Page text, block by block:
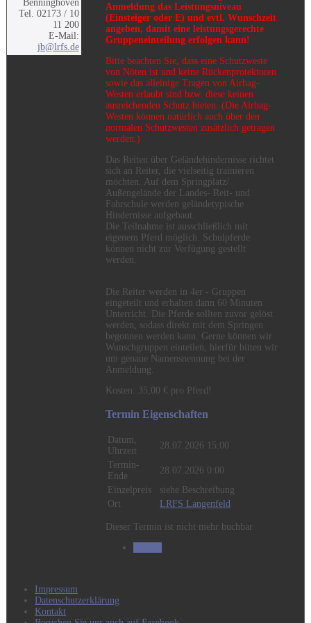
Benninghoven
Tel. 02173 / 10
11 200
E-Mail:
jb@lrfs.de
Anmeldung das Leistungsniveau
(Einsteiger oder E) und evtl. Wunschzeit
angeben, damit eine leistungsgerechte
Gruppeneinteilung erfolgen kann!
Bitte beachten Sie, dass eine Schutzweste
von Nöten ist und keine Rückenprotektoren
sowie das alleinige Tragen von Airbag-
Westen erlaubt sind bzw. diese keinen
ausreichenden Schutz bieten. (Die Airbag-
Westen können natürlich auch über den
normalen Schutzwesten zusätzlich getragen
werden.)
Das Reiten über Geländehindernisse richtet
sich an Reiter, die vielseitig trainieren
möchten. Auf dem Springplatz/
Außengelände der Landes- Reit- und
Fahrschule werden geländetypische
Hindernisse aufgebaut.
Die Teilnahme ist ausschließlich mit
eigenem Pferd möglich. Schulpferde
können nicht zur Verfügung gestellt
werden.
Die Reiter werden in 4er - Gruppen
eingeteilt und erhalten dann 60 Minuten
Unterricht. Die Pferde sollten zuvor gelöst
werden, sodass direkt mit dem Springen
begonnen werden kann. Gerne können wir
Wunschgruppen einteilen, hierfür bitten wir
um genaue Namensnennung bei der
Anmeldung.
Kosten: 35,00 € pro Pferd!
Termin Eigenschaften
Datum,
Uhrzeit
28.07.2026 15:00
Termin-
Ende
28.07.2026 0:00
Einzelpreis
siehe Beschreibung
Ort
LRFS Langenfeld
Dieser Termin ist nicht mehr buchbar
Impressum
Datenschutzerklärung
Kontakt